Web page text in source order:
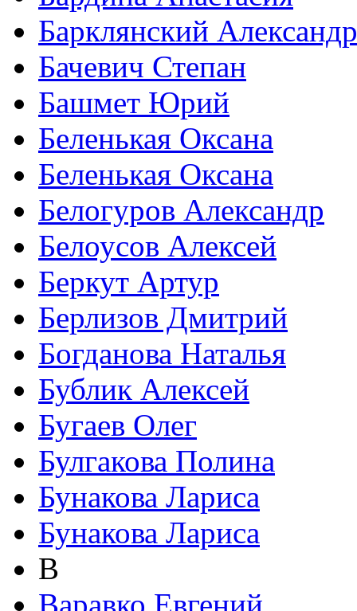
Барклянский Александр
Бачевич Степан
Башмет Юрий
Беленькая Оксана
Беленькая Оксана
Белогуров Александр
Белоусов Алексей
Беркут Артур
Берлизов Дмитрий
Богданова Наталья
Бублик Алексей
Бугаев Олег
Булгакова Полина
Бунакова Лариса
Бунакова Лариса
В